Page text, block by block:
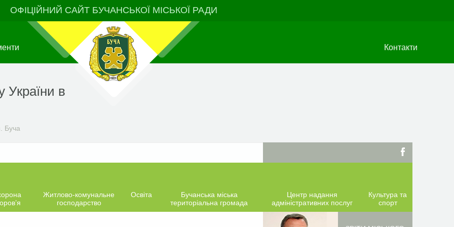
ОФІЦІЙНИЙ САЙТ БУЧАНСЬКОЇ МІСЬКОЇ РАДИ
Контакти
України в
Буча
Житлово-комунальне
господарство
Освіта
Бучанська міська
територіальна громада
Центр надання
адміністративних послуг
Культура та
спорт